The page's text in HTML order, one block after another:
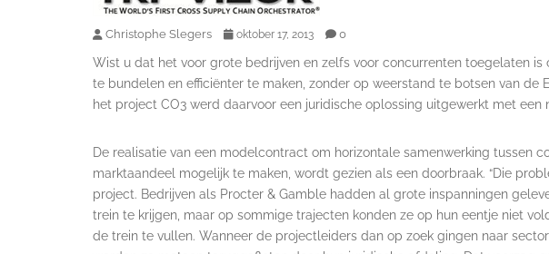
Christophe Slegers oktober 17, 2013 0
Wist u dat het voor grote bedrijven en zelfs voor concurrenten toegelaten
te bundelen en efficiënter te maken, zonder op weerstand te botsen van de
het project CO3 werd daarvoor een juridische oplossing uitgewerkt met een
De realisatie van een modelcontract om horizontale samenwerking tussen
marktaandeel mogelijk te maken, wordt gezien als een doorbraak. “Die
project. Bedrijven als Procter & Gamble hadden al grote inspanningen
trein te krijgen, maar op sommige trajecten konden ze op hun eentje niet
de trein te vullen. Wanneer de projectleiders dan op zoek gingen naar